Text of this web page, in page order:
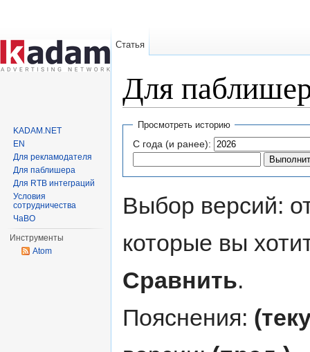
Для
Перейти к:навигация,поиск
Просмотреть историю
С года (и ранее):
Выбор версий:
которые вы
Сравнить.
Пояснения:
Статья
KADAM.NET
EN
Для рекламодателя
Для паблишера
Для RTB интеграций
Условия
сотрудничества
ЧаВО
Инструменты
Atom